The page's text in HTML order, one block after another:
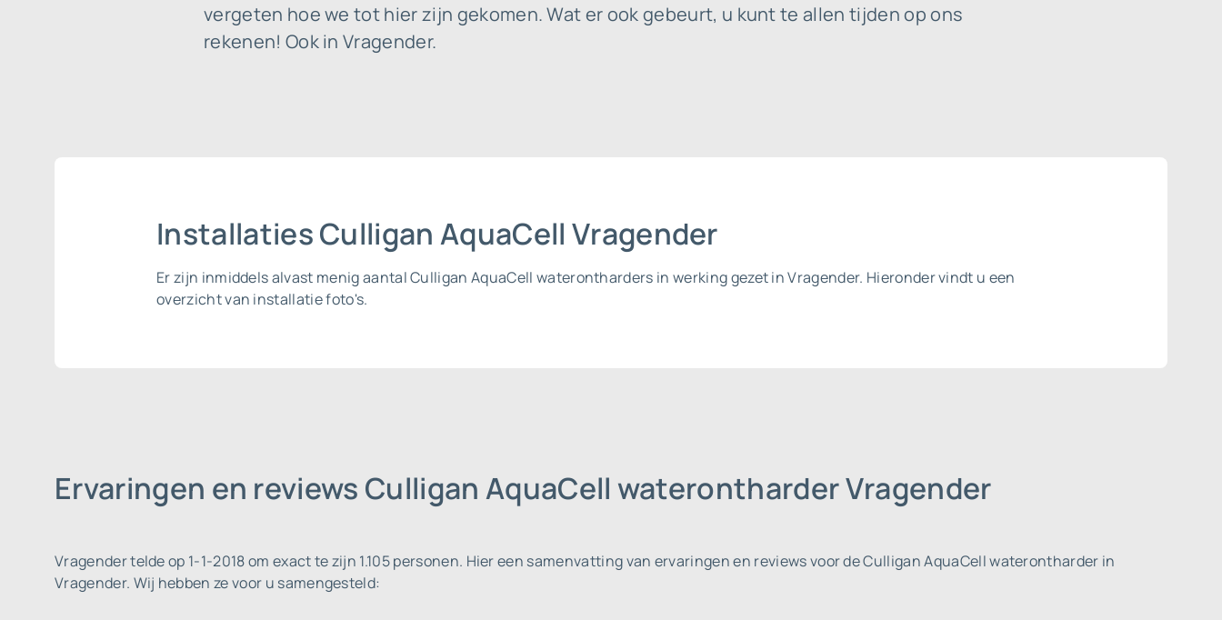
vergeten hoe we tot hier zijn gekomen. Wat er ook gebeurt, u kunt te allen tijden op ons
rekenen! Ook in Vragender.
Installaties Culligan AquaCell Vragender
Er zijn inmiddels alvast menig aantal Culligan AquaCell waterontharders in werking gezet in Vragender. Hieronder vindt u een
overzicht van installatie foto's.
Ervaringen en reviews Culligan AquaCell waterontharder Vragender
Vragender telde op 1-1-2018 om exact te zijn 1.105 personen. Hier een samenvatting van ervaringen en reviews voor de Culligan AquaCell waterontharder in
Vragender. Wij hebben ze voor u samengesteld: